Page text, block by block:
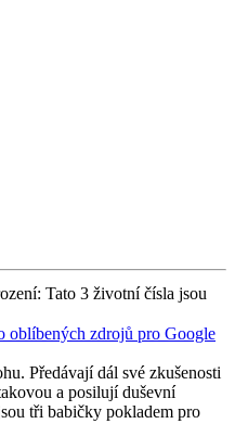
Tato 3 životní čísla jsou
oblíbených zdrojů pro Google
Předávají dál své zkušenosti
a posilují duševní
tři babičky pokladem pro